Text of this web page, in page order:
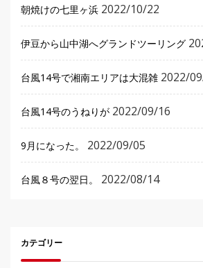
朝焼けの七里ヶ浜 2022/10/22
伊豆から山中湖へグランドツーリング
台風14号で湘南エリアは大混雑 2022/
台風14号のうねりが 2022/09/16
9月になった。 2022/09/05
台風８号の翌日。 2022/08/14
カテゴリー